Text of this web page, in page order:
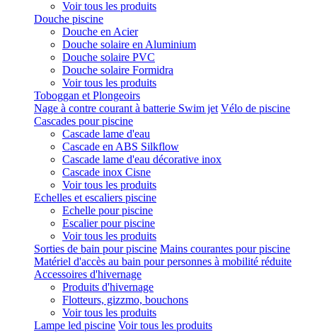
Voir tous les produits
Douche piscine
Douche en Acier
Douche solaire en Aluminium
Douche solaire PVC
Douche solaire Formidra
Voir tous les produits
Toboggan et Plongeoirs
Nage à contre courant à batterie Swim jet Vélo de piscine
Cascades pour piscine
Cascade lame d'eau
Cascade en ABS Silkflow
Cascade lame d'eau décorative inox
Cascade inox Cisne
Voir tous les produits
Echelles et escaliers piscine
Echelle pour piscine
Escalier pour piscine
Voir tous les produits
Sorties de bain pour piscine Mains courantes pour piscine
Matériel d'accès au bain pour personnes à mobilité réduite
Accessoires d'hivernage
Produits d'hivernage
Flotteurs, gizzmo, bouchons
Voir tous les produits
Lampe led piscine Voir tous les produits